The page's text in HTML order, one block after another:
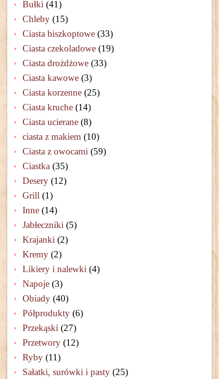
Bułki (41)
Chleby (15)
Ciasta biszkoptowe (33)
Ciasta czekoladowe (19)
Ciasta drożdżowe (33)
Ciasta kawowe (3)
Ciasta korzenne (25)
Ciasta kruche (14)
Ciasta ucierane (8)
ciasta z makiem (10)
Ciasta z owocami (59)
Ciastka (35)
Desery (12)
Grill (1)
Inne (14)
Jabłeczniki (5)
Krajanki (2)
Kremy (2)
Likiery i nalewki (4)
Napoje (3)
Obiady (40)
Półprodukty (6)
Przekąski (27)
Przetwory (12)
Ryby (11)
Sałatki, surówki i pasty (25)